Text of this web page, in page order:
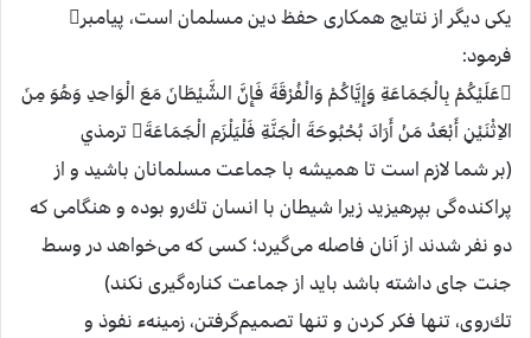
يكی ديگر از نتايج همكاری حفظ دين مسلمان است، پيامبر
فرمود:
عَلَيْكُمْ بِالْجَمَاعَةِ وَإِيَّاكُمْ وَالْفُرْقَةَ فَإِنَّ الشَّيْطَانَ مَعَ الْوَاحِدِ وَهُوَ مِنَ
الاِثْنَيْنِ أَبْعَدُ مَنْ أَرَادَ بُحْبُوحَةَ الْجَنَّةِ فَلْيَلْزَمِ الْجَمَاعَةَ ترمذي
(بر شما لازم است تا هميشه با جماعت مسلمانان باشيد و از
پراكنده‌گی بپرهيزيد زيرا شيطان با انسان تك‌رو بوده و هنگامی كه
دو نفر شدند از آنان فاصله می‌گيرد؛ كسی كه می‌خواهد در وسط
جنت جای داشته باشد بايد از جماعت كناره‌گيری نكند)
تك‌روی، تنها فكر كردن و تنها تصميم‌گرفتن، زمينهء نفوذ و